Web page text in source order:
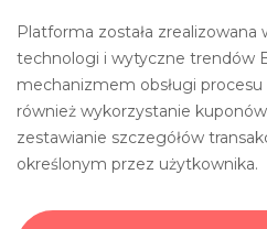
Platforma została zrealizowana
technologi i wytyczne trendów
mechanizmem obsługi
również wykorzystanie
zestawianie szczegółów
określonym przez użytkownika.